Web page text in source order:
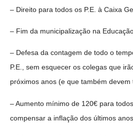
– Direito para todos os P.E. à Caixa
– Fim da municipalização na
– Defesa da contagem de todo o
P.E., sem esquecer os colegas que
próximos anos (e que também
– Aumento mínimo de 120€ para
compensar a inflação dos últimos